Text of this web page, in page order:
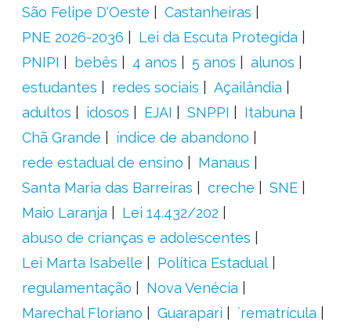
São Felipe D'Oeste
Castanheiras
PNE 2026-2036
Lei da Escuta Protegida
PNIPI
bebês 4 anos 5 anos
alunos
estudantes
redes sociais
Açailândia
adultos
idosos EJAI SNPPI
Itabuna
Chã Grande
índice de abandono
rede estadual de ensino
Manaus
Santa Maria das Barreiras
creche
SNE
Maio Laranja
Lei 14.432/202
abuso de crianças e adolescentes
Lei Marta Isabelle
Política Estadual
regulamentação
Nova Venécia
Marechal Floriano
Guarapari
´rematrícula